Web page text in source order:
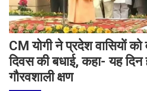
CM योगी ने प्रदेश वासियों
दिवस की बधाई, कहा- यह दिन
गौरवशाली क्षण